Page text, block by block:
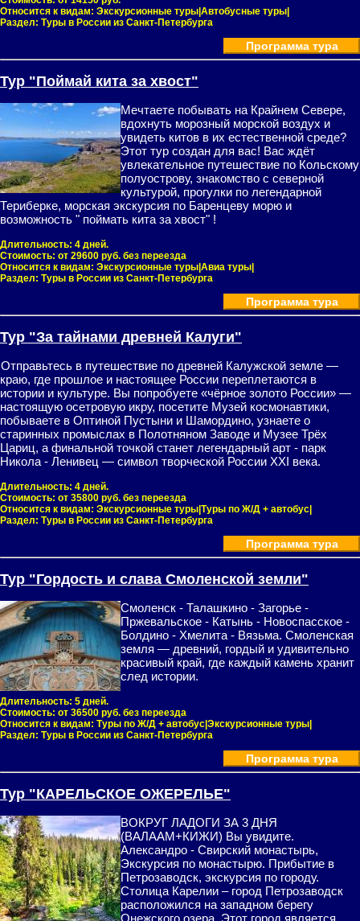
Относится к видам: Экскурсионные туры|Автобусные туры|
Раздел: Туры в России из Санкт-Петербурга
Программа тура
Тур "Поймай кита за хвост"
Мечтаете побывать на Крайнем Севере,
вдохнуть морозный морской воздух и
увидеть китов в их естественной среде?
Этот тур создан для вас! Вас ждёт
увлекательное путешествие по Кольскому
полуострову, знакомство с северной
культурой, прогулки по легендарной
Териберке, морская экскурсия по Баренцеву морю и
возможность " поймать кита за хвост" !
Длительность: 4 дней.
Стоимость: от 29600 руб. без переезда
Относится к видам: Экскурсионные туры|Авиа туры|
Раздел: Туры в России из Санкт-Петербурга
Программа тура
Тур "За тайнами древней Калуги"
Отправьтесь в путешествие по древней Калужской земле —
краю, где прошлое и настоящее России переплетаются в
истории и культуре. Вы попробуете «чёрное золото России» —
настоящую осетровую икру, посетите Музей космонавтики,
побываете в Оптиной Пустыни и Шамордино, узнаете о
старинных промыслах в Полотняном Заводе и Музее Трёх
Цариц, а финальной точкой станет легендарный арт - парк
Никола - Ленивец — символ творческой России XXI века.
Длительность: 4 дней.
Стоимость: от 35800 руб. без переезда
Относится к видам: Экскурсионные туры|Туры по Ж/Д + автобус|
Раздел: Туры в России из Санкт-Петербурга
Программа тура
Тур "Гордость и слава Смоленской земли"
Смоленск - Талашкино - Загорье -
Пржевальское - Катынь - Новоспасское -
Болдино - Хмелита - Вязьма. Смоленская
земля — древний, гордый и удивительно
красивый край, где каждый камень хранит
след истории.
Длительность: 5 дней.
Стоимость: от 36500 руб. без переезда
Относится к видам: Туры по Ж/Д + автобус|Экскурсионные туры|
Раздел: Туры в России из Санкт-Петербурга
Программа тура
Тур "КАРЕЛЬСКОЕ ОЖЕРЕЛЬЕ"
ВОКРУГ ЛАДОГИ ЗА 3 ДНЯ
(ВАЛААМ+КИЖИ) Вы увидите.
Александро - Свирский монастырь,
Экскурсия по монастырю. Прибытие в
Петрозаводск, экскурсия по городу.
Столица Карелии – город Петрозаводск
расположился на западном берегу
Онежского озера. Этот город является